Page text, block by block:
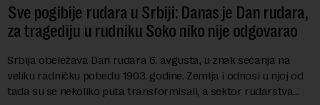
Sve pogibije rudara u Srbiji: Danas je Dan rudara,
za tragediju u rudniku Soko niko nije odgovarao
Srbija obeležava Dan rudara 6. avgusta, u znak sećanja na
veliku radničku pobedu 1903. godine. Zemlja i odnosi u njoj od
tada su se nekoliko puta transformisali, a sektor rudarstva